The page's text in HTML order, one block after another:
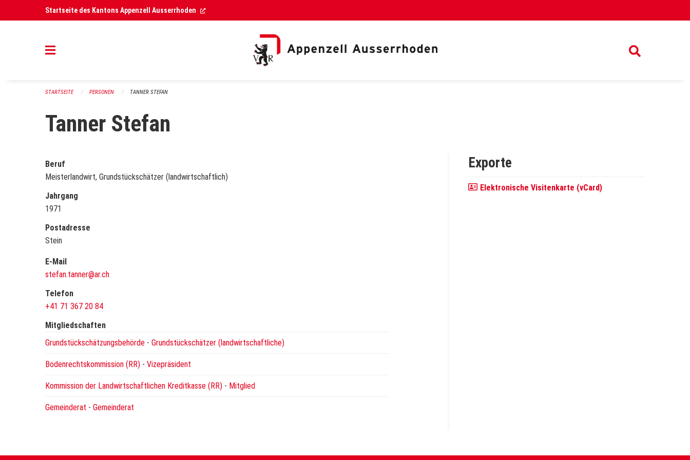
Navigation überspringenStartseite des Kantons Appenzell Ausserrhoden (External Link)
STARTSEITE PERSONEN TANNER STEFAN
Tanner Stefan
Beruf
Meisterlandwirt, Grundstückschätzer (landwirtschaftlich)
Jahrgang
1971
Postadresse
Stein
E-Mail
stefan.tanner@ar.ch
Telefon
+41 71 367 20 84
Mitgliedschaften
Grundstückschätzungsbehörde - Grundstückschätzer (landwirtschaftliche)
Bodenrechtskommission (RR) - Vizepräsident
Kommission der Landwirtschaftlichen Kreditkasse (RR) - Mitglied
Gemeinderat - Gemeinderat
Exporte
Elektronische Visitenkarte (vCard)